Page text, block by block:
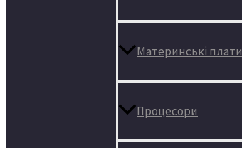
Материнські плати
Процесори